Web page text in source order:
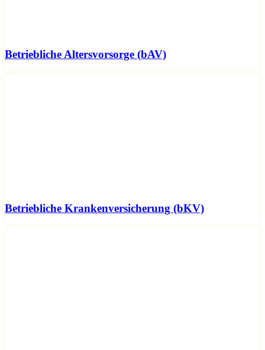
Betriebliche Altersvorsorge (bAV)
Betriebliche Krankenversicherung (bKV)